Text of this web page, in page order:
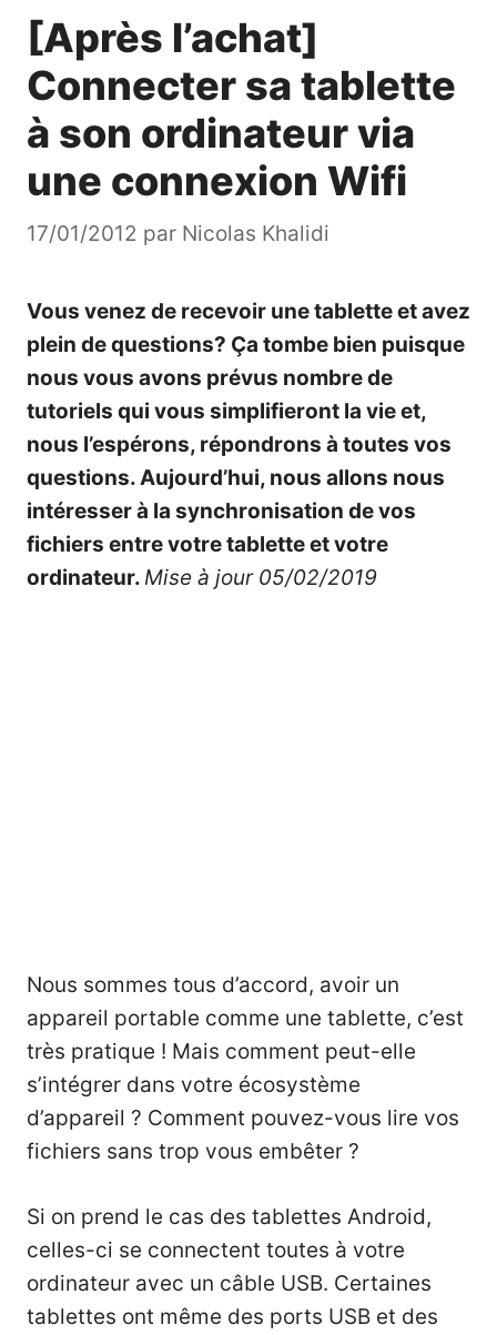
[Après l’achat]
Connecter sa tablette
à son ordinateur via
une connexion Wifi
17/01/2012 par Nicolas Khalidi
Vous venez de recevoir une tablette et avez
plein de questions? Ça tombe bien puisque
nous vous avons prévus nombre de
tutoriels qui vous simplifieront la vie et,
nous l’espérons, répondrons à toutes vos
questions. Aujourd’hui, nous allons nous
intéresser à la synchronisation de vos
fichiers entre votre tablette et votre
ordinateur.Mise à jour 05/02/2019
Nous sommes tous d’accord, avoir un
appareil portable comme une tablette, c’est
très pratique ! Mais comment peut-elle
s’intégrer dans votre écosystème
d’appareil ? Comment pouvez-vous lire vos
fichiers sans trop vous embêter ?
Si on prend le cas des tablettes Android,
celles-ci se connectent toutes à votre
ordinateur avec un câble USB. Certaines
tablettes ont même des ports USB et des